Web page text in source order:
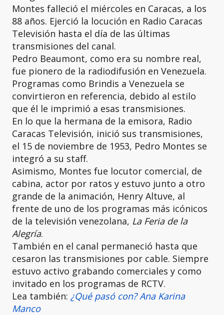
Montes falleció el miércoles en Caracas, a los
88 años. Ejerció la locución en Radio Caracas
Televisión hasta el día de las últimas
transmisiones del canal.
Pedro Beaumont, como era su nombre real,
fue pionero de la radiodifusión en Venezuela.
Programas como Brindis a Venezuela se
convirtieron en referencia, debido al estilo
que él le imprimió a esas transmisiones.
En lo que la hermana de la emisora, Radio
Caracas Televisión, inició sus transmisiones,
el 15 de noviembre de 1953, Pedro Montes se
integró a su staff.
Asimismo, Montes fue locutor comercial, de
cabina, actor por ratos y estuvo junto a otro
grande de la animación, Henry Altuve, al
frente de uno de los programas más icónicos
de la televisión venezolana, La Feria de la
Alegría.
También en el canal permaneció hasta que
cesaron las transmisiones por cable. Siempre
estuvo activo grabando comerciales y como
invitado en los programas de RCTV.
Lea también: ¿Qué pasó con? Ana Karina
Manco